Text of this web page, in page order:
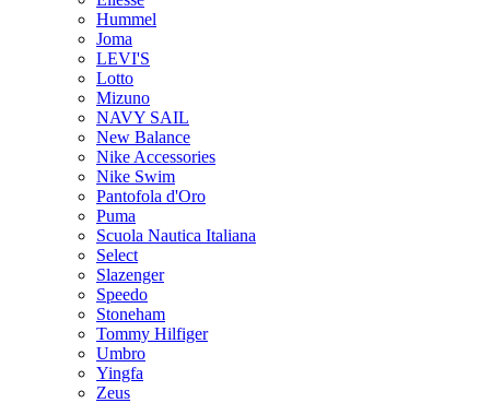
Hummel
Joma
LEVI'S
Lotto
Mizuno
NAVY SAIL
New Balance
Nike Accessories
Nike Swim
Pantofola d'Oro
Puma
Scuola Nautica Italiana
Select
Slazenger
Speedo
Stoneham
Tommy Hilfiger
Umbro
Yingfa
Zeus